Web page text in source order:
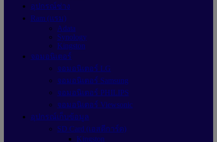
อุปกรณ์ช่าง
Ram (แรม)
Adata
Synology
Kingston
จอมอนิเตอร์
จอมอนิเตอร์ LG
จอมอนิเตอร์ Samsung
จอมอนิเตอร์ PHILIPS
จอมอนิเตอร์ Viewsonic
อุปกรณ์เก็บข้อมูล
SD Card (เอสดีการ์ด)
Kingston